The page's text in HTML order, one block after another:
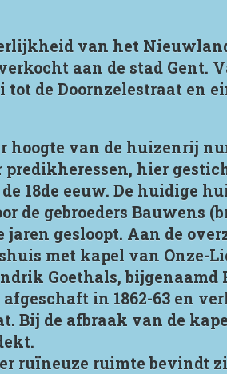
van het
aan de stad Gent.
de Doornzelestraat en
hoogte van de huizenrij
hier
18de eeuw. De huidige
de gebroeders Bauwens
gesloopt. Aan de
met kapel van Onze-
Goethals,
in 1862-63 en
Bij de afbraak van de
ruïneuze ruimte bevindt